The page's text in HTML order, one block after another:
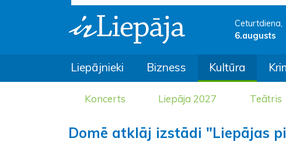
Ceturtdiena,
6.augusts
Liepājnieki Bizness Kultūra
Koncerts Liepāja 2027 Teātris
Domē atklāj izstādi "Liepājas